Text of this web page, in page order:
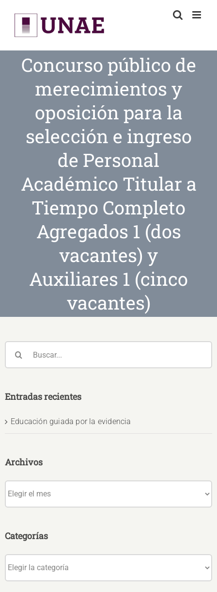
content
Concurso público de
merecimientos y
oposición para la
selección e ingreso
de Personal
Académico Titular a
Tiempo Completo
Agregados 1 (dos
vacantes) y
Auxiliares 1 (cinco
vacantes)
Entradas recientes
Educación guiada por la evidencia
Archivos
Categorías